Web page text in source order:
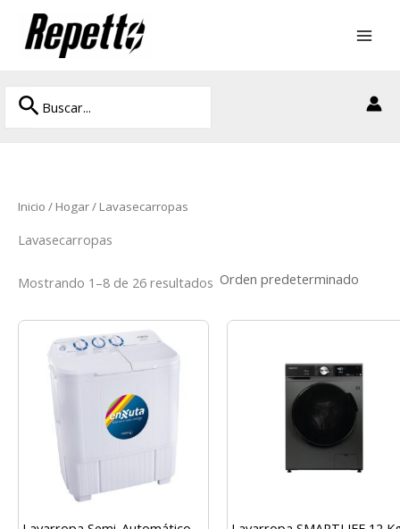
contenido
Buscar
por:
Buscar
Inicio / Hogar/ Lavasecarropas
Lavasecarropas
Mostrando 1–8 de 26 resultados